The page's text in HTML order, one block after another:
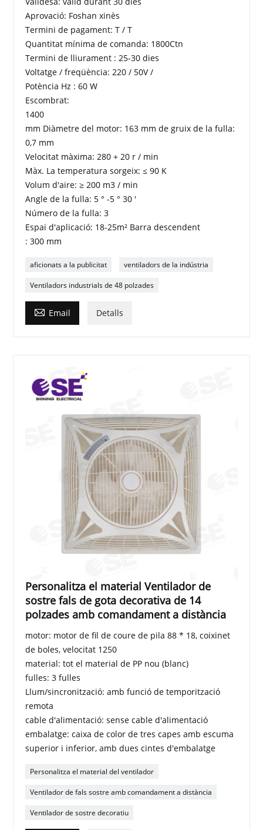
Aprovació: Foshan xinès
Termini de pagament: T / T
Quantitat mínima de comanda: 1800Ctn
Termini de lliurament : 25-30 dies
Voltatge / freqüència: 220 / 50V /
Potència Hz : 60 W
Escombrat:
1400
mm Diàmetre del motor: 163 mm de gruix de la fulla:
0,7 mm
Velocitat màxima: 280 + 20 r / min
Màx. La temperatura sorgeix: ≤ 90 K
Volum d'aire: ≥ 200 m3 / min
Angle de la fulla: 5 ° -5 ° 30 '
Número de la fulla: 3
Espai d'aplicació: 18-25m² Barra descendent
: 300 mm
aficionats a la publicitat ventiladors de la indústria
Ventiladors industrials de 48 polzades
 Email Detalls
Personalitza el material Ventilador de
sostre fals de gota decorativa de 14
polzades amb comandament a distància
motor: motor de fil de coure de pila 88 * 18, coixinet
de boles, velocitat 1250
material: tot el material de PP nou (blanc)
fulles: 3 fulles
Llum/sincronització: amb funció de temporització
remota
cable d'alimentació: sense cable d'alimentació
embalatge: caixa de color de tres capes amb escuma
superior i inferior, amb dues cintes d'embalatge
Personalitza el material del ventilador
Ventilador de fals sostre amb comandament a distància
Ventilador de sostre decoratiu